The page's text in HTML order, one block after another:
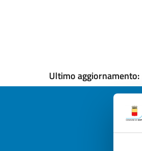
Ultimo aggiornamento: